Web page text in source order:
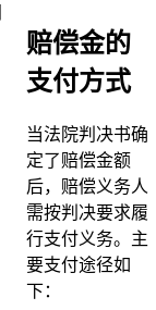
赔偿金的
支付方式
当法院判决书确
定了赔偿金额
后，赔偿义务人
需按判决要求履
行支付义务。主
要支付途径如
下：